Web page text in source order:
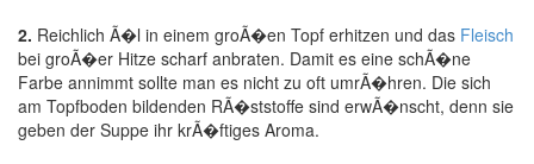
2. Reichlich Ã�l in einem groÃ�en Topf erhitzen und das Fleisch
bei groÃ�er Hitze scharf anbraten. Damit es eine schÃ�ne
Farbe annimmt sollte man es nicht zu oft umrÃ�hren. Die sich
am Topfboden bildenden RÃ�ststoffe sind erwÃ�nscht, denn sie
geben der Suppe ihr krÃ�ftiges Aroma.